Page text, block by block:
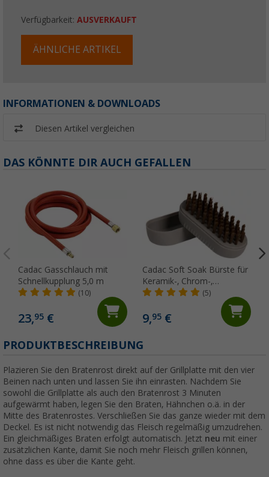
Verfügbarkeit: AUSVERKAUFT
ÄHNLICHE ARTIKEL
INFORMATIONEN & DOWNLOADS
Diesen Artikel vergleichen
DAS KÖNNTE DIR AUCH GEFALLEN
Cadac Gasschlauch mit
Schnellkupplung 5,0 m
(10)
23,95 €
Cadac Soft Soak Bürste für
Keramik-, Chrom-,
Gusseisen- und emaillierten
(5)
9,95€
PRODUKTBESCHREIBUNG
Plazieren Sie den Bratenrost direkt auf der Grillplatte mit den vier
Beinen nach unten und lassen Sie ihn einrasten. Nachdem Sie
sowohl die Grillplatte als auch den Bratenrost 3 Minuten
aufgewärmt haben, legen Sie den Braten, Hähnchen o.ä. in der
Mitte des Bratenrostes. Verschließen Sie das ganze wieder mit dem
Deckel. Es ist nicht notwendig das Fleisch regelmäßig umzudrehen.
Ein gleichmäßiges Braten erfolgt automatisch. Jetzt neu mit einer
zusätzlichen Kante, damit Sie noch mehr Fleisch grillen können,
ohne dass es über die Kante geht.